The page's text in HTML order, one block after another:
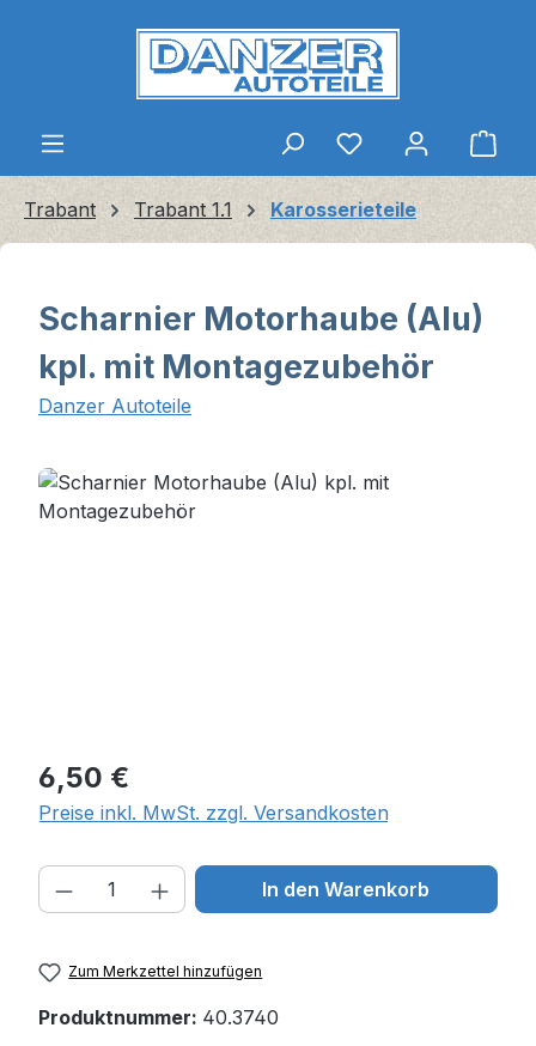
Zum Hauptinhalt springen
Trabant Trabant 1.1 Karosserieteile
Scharnier Motorhaube (Alu)
kpl. mit Montagezubehör
Danzer Autoteile
Bildergalerie überspringen
Regulärer Preis:
6,50 €
Preise inkl. MwSt. zzgl. Versandkosten
Produkt Anzahl: Gib den
In den Warenkorb
Zum Merkzettel hinzufügen
Produktnummer: 40.3740